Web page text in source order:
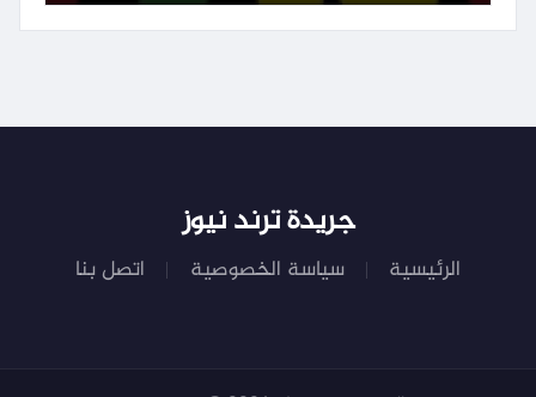
جريدة ترند نيوز
الرئيسية سياسة الخصوصية اتصل بنا